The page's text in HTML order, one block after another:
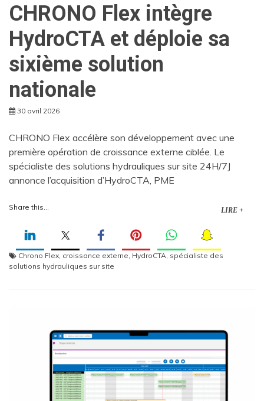
CHRONO Flex intègre
HydroCTA et déploie sa
sixième solution
nationale
30 avril 2026
CHRONO Flex accélère son développement avec une
première opération de croissance externe ciblée. Le
spécialiste des solutions hydrauliques sur site 24H/7J
annonce l’acquisition d’HydroCTA, PME
Share this... LIRE +
Chrono Flex croissance externe HydroCTA spécialiste des
solutions hydrauliques sur site